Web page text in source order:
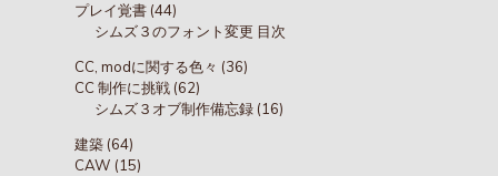
プレイ覚書 (44)
シムズ３のフォント変更 目次
CC, modに関する色々 (36)
CC 制作に挑戦 (62)
シムズ３オブ制作備忘録 (16)
建築 (64)
CAW (15)